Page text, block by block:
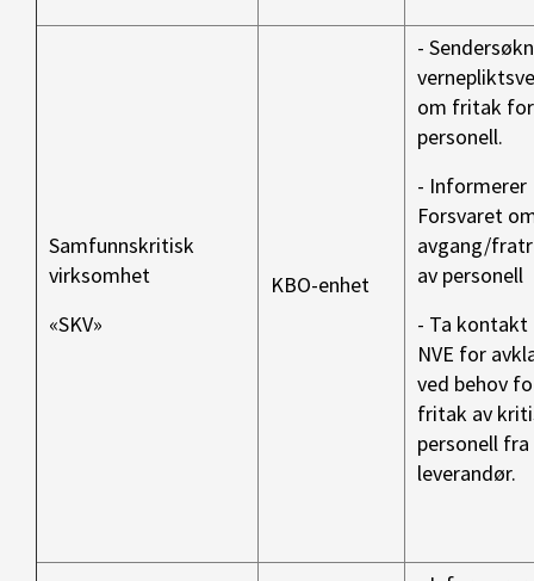
Samfunnskritisk
virksomhet
«SKV»
KBO-enhet
-
om fritak
personell.
- Informerer
Forsvaret
avgang/
av personell
- Ta kontakt
NVE for
ved behov
fritak av
personell fra
leverandør.